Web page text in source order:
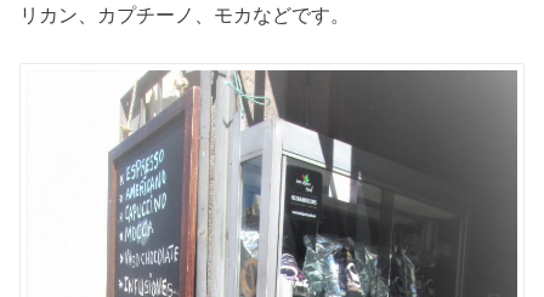
リカン、カプチーノ、モカなどです。